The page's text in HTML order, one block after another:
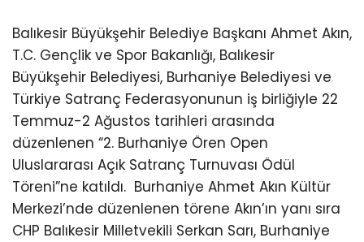
Balıkesir Büyükşehir Belediye Başkanı Ahmet Akın,
T.C. Gençlik ve Spor Bakanlığı, Balıkesir
Büyükşehir Belediyesi, Burhaniye Belediyesi ve
Türkiye Satranç Federasyonunun iş birliğiyle 22
Temmuz-2 Ağustos tarihleri arasında
düzenlenen “2. Burhaniye Ören Open
Uluslararası Açık Satranç Turnuvası Ödül
Töreni”ne katıldı. Burhaniye Ahmet Akın Kültür
Merkezi’nde düzenlenen törene Akın’ın yanı sıra
CHP Balıkesir Milletvekili Serkan Sarı, Burhaniye